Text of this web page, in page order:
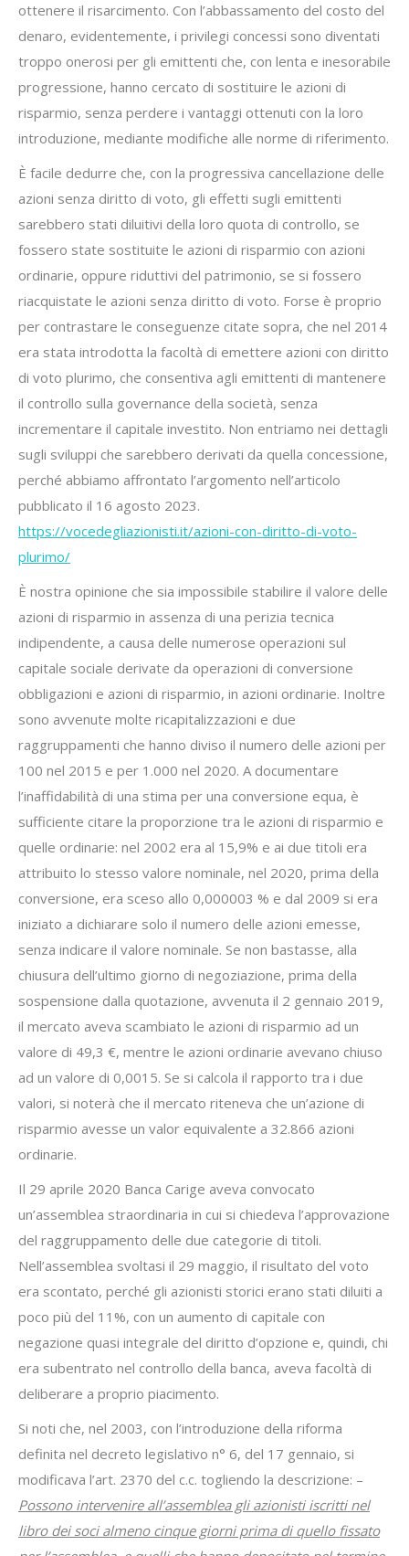
ottenere il risarcimento. Con l’abbassamento del costo del
denaro, evidentemente, i privilegi concessi sono diventati
troppo onerosi per gli emittenti che, con lenta e inesorabile
progressione, hanno cercato di sostituire le azioni di
risparmio, senza perdere i vantaggi ottenuti con la loro
introduzione, mediante modifiche alle norme di riferimento.
È facile dedurre che, con la progressiva cancellazione delle
azioni senza diritto di voto, gli effetti sugli emittenti
sarebbero stati diluitivi della loro quota di controllo, se
fossero state sostituite le azioni di risparmio con azioni
ordinarie, oppure riduttivi del patrimonio, se si fossero
riacquistate le azioni senza diritto di voto. Forse è proprio
per contrastare le conseguenze citate sopra, che nel 2014
era stata introdotta la facoltà di emettere azioni con diritto
di voto plurimo, che consentiva agli emittenti di mantenere
il controllo sulla governance della società, senza
incrementare il capitale investito. Non entriamo nei dettagli
sugli sviluppi che sarebbero derivati da quella concessione,
perché abbiamo affrontato l’argomento nell’articolo
pubblicato il 16 agosto 2023.
https://vocedegliazionisti.it/azioni-con-diritto-di-voto-
plurimo/
È nostra opinione che sia impossibile stabilire il valore delle
azioni di risparmio in assenza di una perizia tecnica
indipendente, a causa delle numerose operazioni sul
capitale sociale derivate da operazioni di conversione
obbligazioni e azioni di risparmio, in azioni ordinarie. Inoltre
sono avvenute molte ricapitalizzazioni e due
raggruppamenti che hanno diviso il numero delle azioni per
100 nel 2015 e per 1.000 nel 2020. A documentare
l’inaffidabilità di una stima per una conversione equa, è
sufficiente citare la proporzione tra le azioni di risparmio e
quelle ordinarie: nel 2002 era al 15,9% e ai due titoli era
attribuito lo stesso valore nominale, nel 2020, prima della
conversione, era sceso allo 0,000003 % e dal 2009 si era
iniziato a dichiarare solo il numero delle azioni emesse,
senza indicare il valore nominale. Se non bastasse, alla
chiusura dell’ultimo giorno di negoziazione, prima della
sospensione dalla quotazione, avvenuta il 2 gennaio 2019,
il mercato aveva scambiato le azioni di risparmio ad un
valore di 49,3 €, mentre le azioni ordinarie avevano chiuso
ad un valore di 0,0015. Se si calcola il rapporto tra i due
valori, si noterà che il mercato riteneva che un’azione di
risparmio avesse un valor equivalente a 32.866 azioni
ordinarie.
Il 29 aprile 2020 Banca Carige aveva convocato
un’assemblea straordinaria in cui si chiedeva l’approvazione
del raggruppamento delle due categorie di titoli.
Nell’assemblea svoltasi il 29 maggio, il risultato del voto
era scontato, perché gli azionisti storici erano stati diluiti a
poco più del 11%, con un aumento di capitale con
negazione quasi integrale del diritto d’opzione e, quindi, chi
era subentrato nel controllo della banca, aveva facoltà di
deliberare a proprio piacimento.
Si noti che, nel 2003, con l’introduzione della riforma
definita nel decreto legislativo n° 6, del 17 gennaio, si
modificava l’art. 2370 del c.c. togliendo la descrizione: –
Possono intervenire all’assemblea gli azionisti iscritti nel
libro dei soci almeno cinque giorni prima di quello fissato